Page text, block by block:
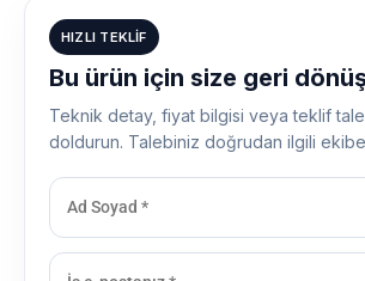
HIZLI TEKLIF
Bu ürün için size geri
Teknik detay, fiyat bilgisi veya teklif
doldurun. Talebiniz doğrudan ilgili